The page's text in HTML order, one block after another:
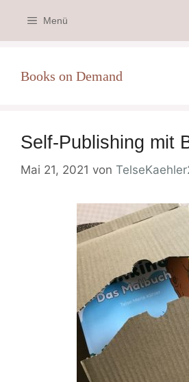
Inhalt
springen
Menü
Books on Demand
Self-Publishing mit
Mai 21, 2021 von